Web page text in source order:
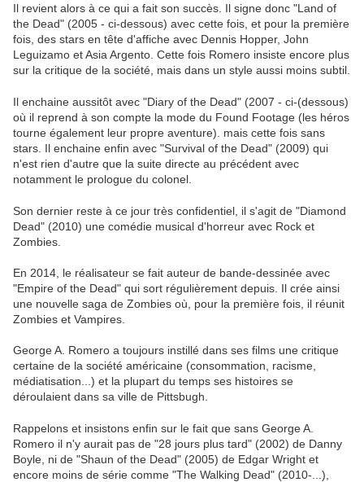
Il revient alors à ce qui a fait son succès. Il signe donc "Land of
the Dead" (2005 - ci-dessous) avec cette fois, et pour la première
fois, des stars en tête d'affiche avec Dennis Hopper, John
Leguizamo et Asia Argento. Cette fois Romero insiste encore plus
sur la critique de la société, mais dans un style aussi moins subtil.
Il enchaine aussitôt avec "Diary of the Dead" (2007 - ci-(dessous)
où il reprend à son compte la mode du Found Footage (les héros
tourne également leur propre aventure). mais cette fois sans
stars. Il enchaine enfin avec "Survival of the Dead" (2009) qui
n'est rien d'autre que la suite directe au précédent avec
notamment le prologue du colonel.
Son dernier reste à ce jour très confidentiel, il s'agit de "Diamond
Dead" (2010) une comédie musical d'horreur avec Rock et
Zombies.
En 2014, le réalisateur se fait auteur de bande-dessinée avec
"Empire of the Dead" qui sort régulièrement depuis. Il crée ainsi
une nouvelle saga de Zombies où, pour la première fois, il réunit
Zombies et Vampires.
George A. Romero a toujours instillé dans ses films une critique
certaine de la société américaine (consommation, racisme,
médiatisation...) et la plupart du temps ses histoires se
déroulaient dans sa ville de Pittsbugh.
Rappelons et insistons enfin sur le fait que sans George A.
Romero il n'y aurait pas de "28 jours plus tard" (2002) de Danny
Boyle, ni de "Shaun of the Dead" (2005) de Edgar Wright et
encore moins de série comme "The Walking Dead" (2010-...),